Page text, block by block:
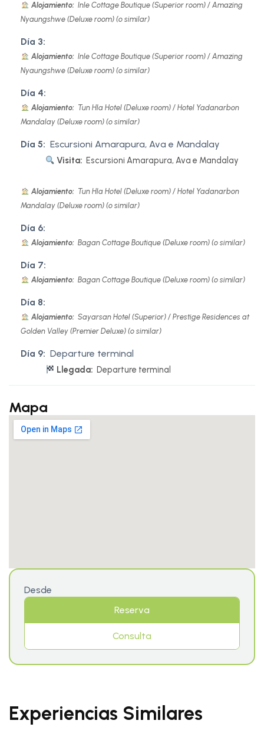
Alojamiento: Inle Cottage Boutique (Superior room) / Amazing
Nyaungshwe (Deluxe room) (o similar)
Día 3:
Alojamiento: Inle Cottage Boutique (Superior room) / Amazing
Nyaungshwe (Deluxe room) (o similar)
Día 4:
Alojamiento: Tun Hla Hotel (Deluxe room) / Hotel Yadanarbon
Mandalay (Deluxe room) (o similar)
Día 5: Escursioni Amarapura, Ava e Mandalay
Visita: Escursioni Amarapura, Ava e Mandalay
Alojamiento: Tun Hla Hotel (Deluxe room) / Hotel Yadanarbon
Mandalay (Deluxe room) (o similar)
Día 6:
Alojamiento: Bagan Cottage Boutique (Deluxe room) (o similar)
Día 7:
Alojamiento: Bagan Cottage Boutique (Deluxe room) (o similar)
Día 8:
Alojamiento: Sayarsan Hotel (Superior) / Prestige Residences at
Golden Valley (Premier Deluxe) (o similar)
Día 9: Departure terminal
Llegada: Departure terminal
Mapa
Desde
Reserva
Consulta
Experiencias Similares